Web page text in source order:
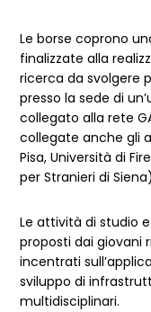
Le borse coprono
finalizzate alla
ricerca da svolgere
presso la sede di
collegato alla rete
collegate anche gli
Pisa, Università di
per Stranieri di
Le attività di studio
proposti dai giovani
incentrati
sviluppo di
multidisciplinari.